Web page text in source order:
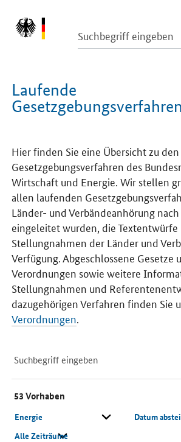
Laufende
Gesetzgebungsverfahren
Hier finden Sie eine Übersicht zu
Gesetzgebungsverfahren des
Wirtschaft und Energie. Wir stellen
allen laufenden
Länder- und Verbändeanhörung
eingeleitet wurden, die Textentwürfe
Stellungnahmen der Länder und
Verfügung. Abgeschlossene Gesetze
Verordnungen sowie weitere
Stellungnahmen und
dazugehörigen Verfahren finden Sie
Verordnungen.
Suche
Suchfeld
53Vorhaben
Thema
Sortieren
Zeitspanne